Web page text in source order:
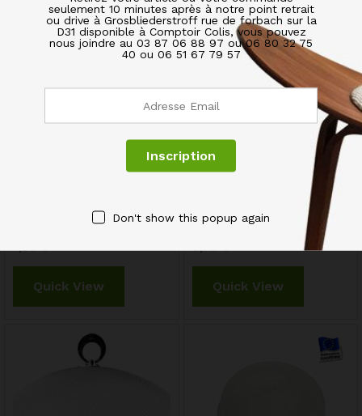
Clips Pince pour Nappe
Quick View
Cloche à Micro Ondes en
Plastique Polypropylène
Quick View
seulement 10 minutes après à notre point retrait
ou drive à Grosbliederstroff rue de forbach sur la
D31 disponible à Comptoir Colis, vous pouvez
nous joindre au 03 87 06 88 97 ou 06 80 32 75
40 ou 06 51 67 79 57
Don't show this popup again